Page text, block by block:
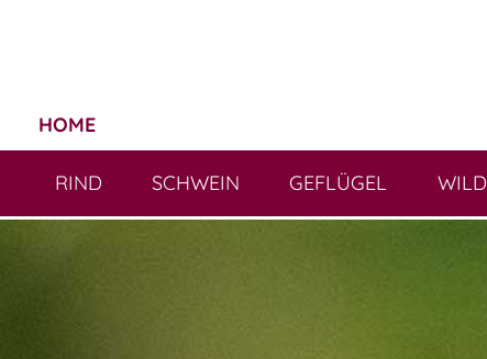
HOME
RIND SCHWEIN GEFLÜGEL WILD